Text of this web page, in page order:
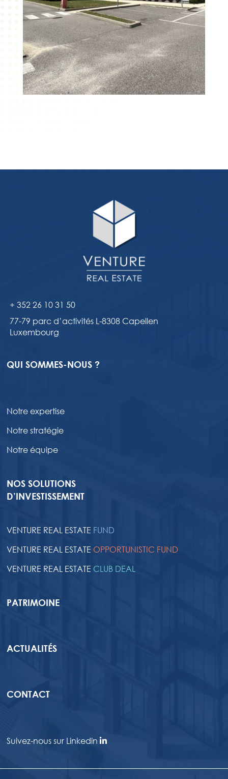
+ 352 26 10 31 50
77-79 parc d’activités L-8308 Capellen
Luxembourg
QUI SOMMES-NOUS ?
Notre expertise
Notre stratégie
Notre équipe
NOS SOLUTIONS
D’INVESTISSEMENT
VENTURE REAL ESTATE FUND
VENTURE REAL ESTATE OPPORTUNISTIC FUND
VENTURE REAL ESTATE CLUB DEAL
PATRIMOINE
ACTUALITÉS
CONTACT
Suivez-nous sur Linkedin